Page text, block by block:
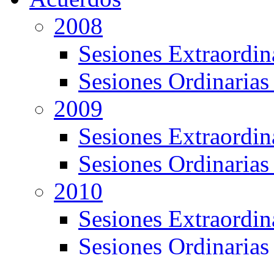
2008
Sesiones
Sesiones
2009
Sesiones
Sesiones
2010
Sesiones
Sesiones